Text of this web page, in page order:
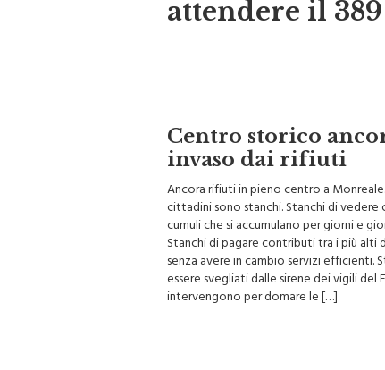
attendere il
Centro storico
invaso dai rifiuti
Ancora rifiuti in pieno centro a
cittadini sono stanchi. Stanchi di vedere
cumuli che si accumulano per giorni e
Stanchi di pagare contributi tra i più alti
senza avere in cambio servizi efficienti.
essere svegliati dalle sirene dei vigili del
intervengono per domare le […]